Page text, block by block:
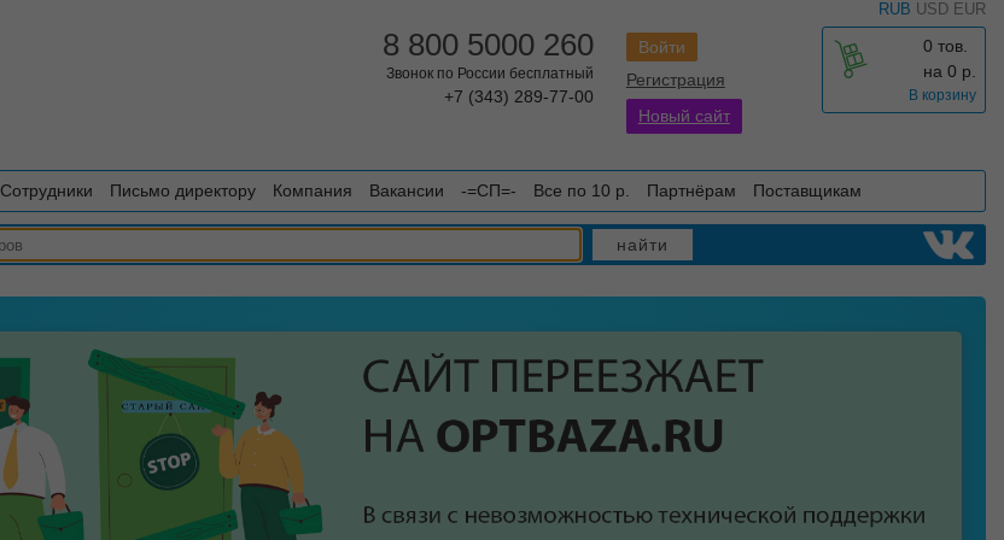
RUB USD EUR
0 тов.
на 0 р.
В корзину
Войти
Регистрация
Новый сайт
8 800 5000 260
Звонок по России бесплатный
+7 (343) 289-77-00
Сотрудники Письмо директору Компания Вакансии -=СП=- Все по 10 р. Партнёрам Поставщикам
найти